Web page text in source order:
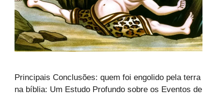
Principais Conclusões: quem foi engolido pela terra
na bíblia: Um Estudo Profundo sobre os Eventos de